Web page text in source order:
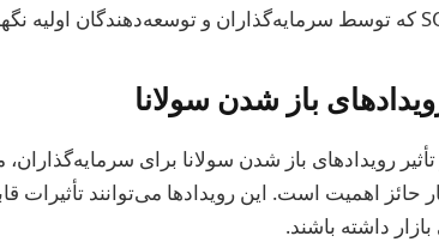
باز شدن سولانا
رویدادهای باز شدن سولانا برای
حائز اهمیت است. این رویدادها می‌توانند تأثیرات
داشته باشند.